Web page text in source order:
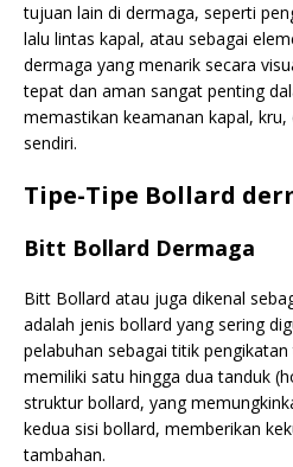
tujuan lain di dermaga, seperti
lalu lintas kapal, atau sebagai
dermaga yang menarik secara
tepat dan aman sangat penting
memastikan keamanan kapal,
sendiri.
Tipe-Tipe Bollard
Bitt Bollard Dermaga
Bitt Bollard atau juga dikenal
adalah jenis bollard yang sering
pelabuhan sebagai titik
memiliki satu hingga dua tanduk
struktur bollard, yang
kedua sisi bollard, memberikan
tambahan.